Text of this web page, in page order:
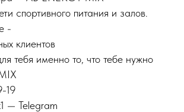
спортивного питания и залов.
-
клиентов
тебя именно то, что тебе нужно
19
— Telegram